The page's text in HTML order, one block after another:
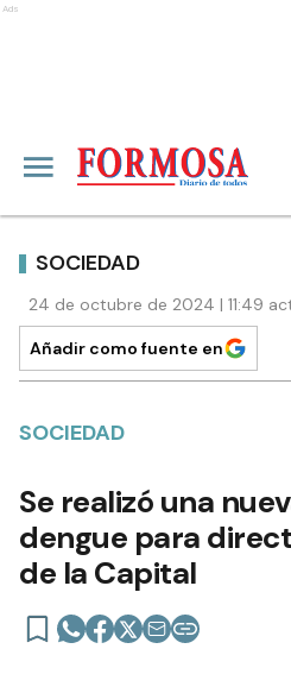
Ads
SOCIEDAD
24 de octubre de 2024 | 11:49
Añadir como fuente en
SOCIEDAD
Se realizó una
dengue para
de la Capital